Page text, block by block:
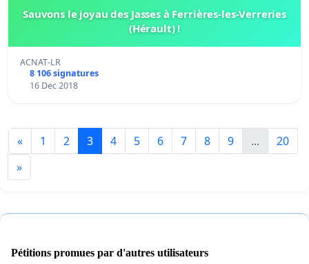
Sauvons le joyau des Jasses à Ferrières-les-Verreries
(Hérault) !
ACNAT-LR
8 106 signatures
16 Dec 2018
« 1 2 3 4 5 6 7 8 9 ...
20
»
Pétitions promues par d'autres utilisateurs